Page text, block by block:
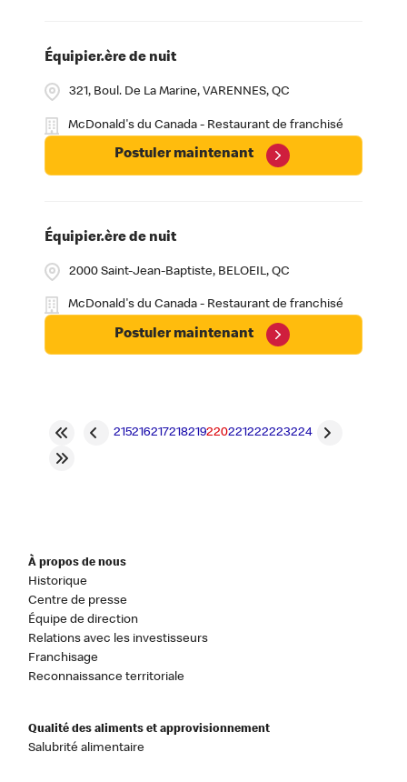
Équipier.ère de nuit
321, Boul. De La Marine, VARENNES, QC
McDonald's du Canada - Restaurant de franchisé
Postuler maintenant
Équipier.ère de nuit
2000 Saint-Jean-Baptiste, BELOEIL, QC
McDonald's du Canada - Restaurant de franchisé
Postuler maintenant
215216217218219220221222223224
À propos de nous
Historique
Centre de presse
Équipe de direction
Relations avec les investisseurs
Franchisage
Reconnaissance territoriale
Qualité des aliments et approvisionnement
Salubrité alimentaire